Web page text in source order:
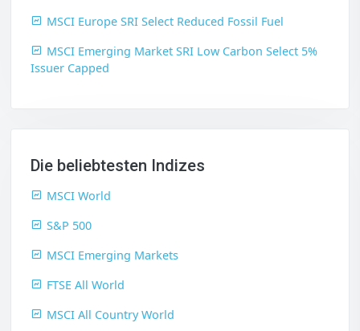
MSCI Europe SRI Select Reduced Fossil Fuel
MSCI Emerging Market SRI Low Carbon Select 5%
Issuer Capped
Die beliebtesten Indizes
MSCI World
S&P 500
MSCI Emerging Markets
FTSE All World
MSCI All Country World